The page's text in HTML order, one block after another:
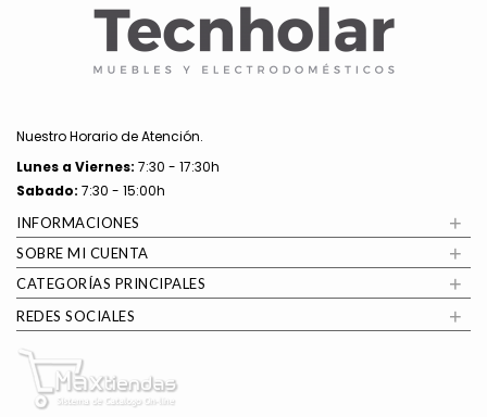
Nuestro Horario de Atención.
Lunes aViernes: 7:30 - 17:30h
Sabado: 7:30 - 15:00h
INFORMACIONES +
SOBRE MI CUENTA +
CATEGORÍAS PRINCIPALES +
REDES SOCIALES +